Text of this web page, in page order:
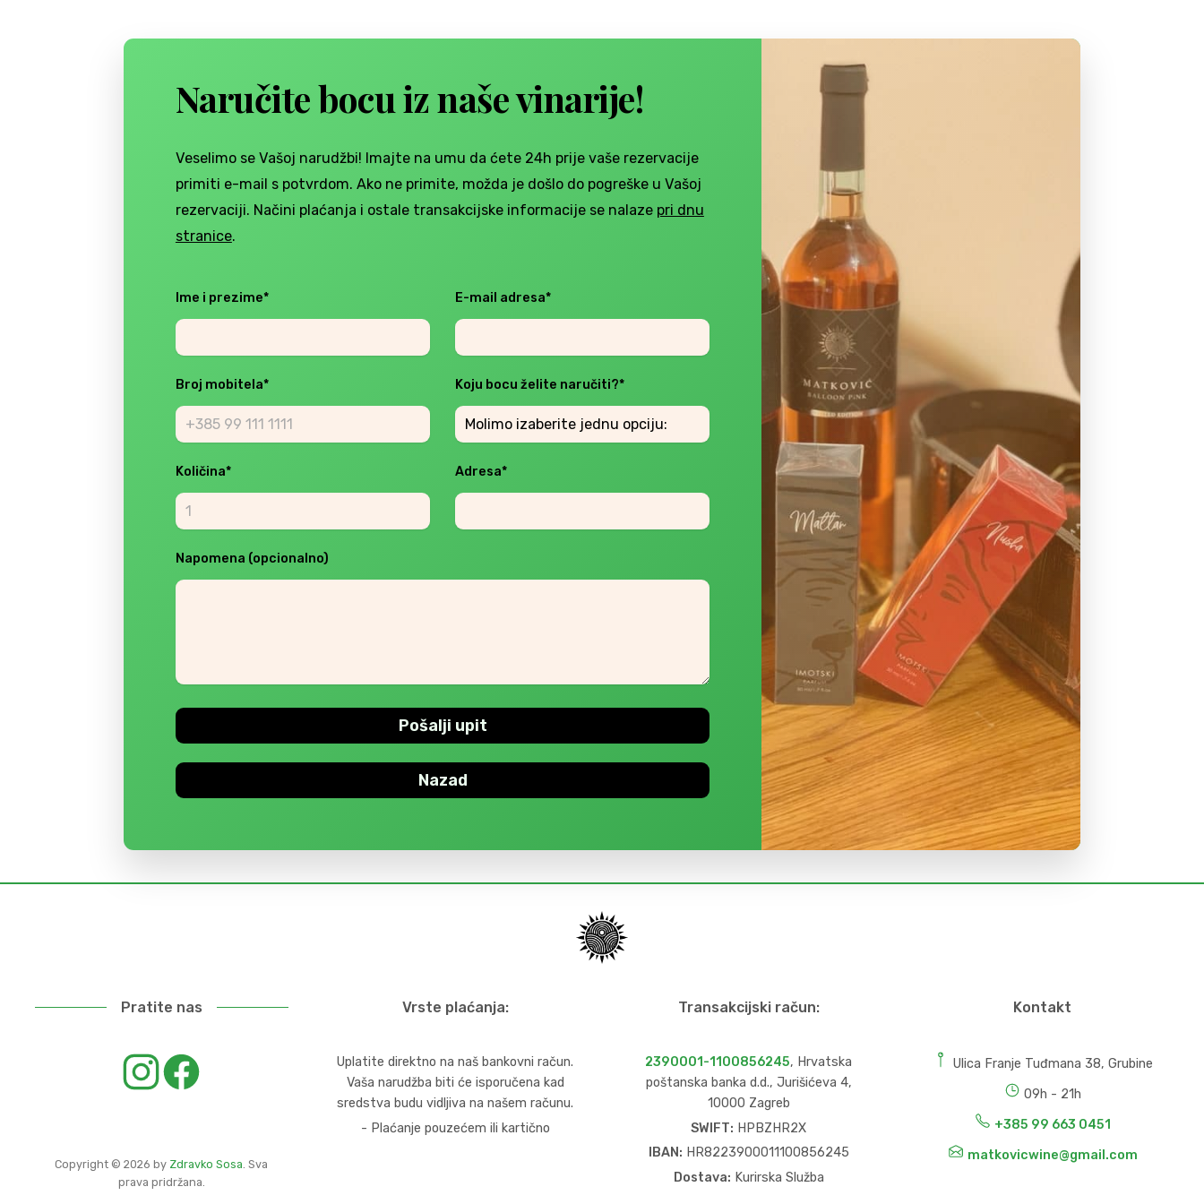
Naručite bocu iz naše vinarije!
Veselimo se Vašoj narudžbi! Imajte na umu da ćete 24h prije vaše rezervacije
primiti e-mail s potvrdom. Ako ne primite, možda je došlo do pogreške u Vašoj
rezervaciji. Načini plaćanja i ostale transakcijske informacije se nalaze pri dnu
stranice.
Ime i prezime* E-mail adresa*
Broj mobitela* Koju bocu želite naručiti?*
Količina* Adresa*
Napomena (opcionalno)
Pošalji upit
Nazad
Pratite nas
Copyright ©2026 by Zdravko Sosa. Sva
prava pridržana.
Vrste plaćanja:
Uplatite direktno na naš bankovni račun.
Vaša narudžba biti će isporučena kad
sredstva budu vidljiva na našem računu.
- Plaćanje pouzećem ili kartično
Transakcijski račun:
2390001-1100856245, Hrvatska
poštanska banka d.d., Jurišićeva 4,
10000 Zagreb
SWIFT: HPBZHR2X
IBAN: HR8223900011100856245
Dostava: Kurirska Služba
Kontakt
Ulica Franje Tuđmana 38, Grubine
09h - 21h
+385 99 663 0451
matkovicwine@gmail.com